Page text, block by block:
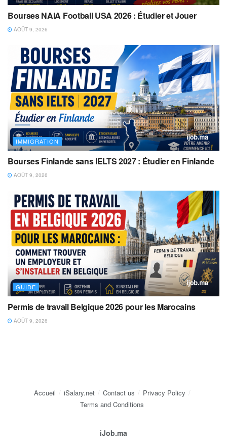
Bourses NAIA Football USA 2026 : Étudier et Jouer
AOÛT 9, 2026
IMMIGRATION
Bourses Finlande sans IELTS 2027 : Étudier en Finlande
AOÛT 9, 2026
GUIDE
Permis de travail Belgique 2026 pour les Marocains
AOÛT 9, 2026
Accueil iSalary.net Contact us
Privacy Policy
Terms and Conditions
iJob.ma